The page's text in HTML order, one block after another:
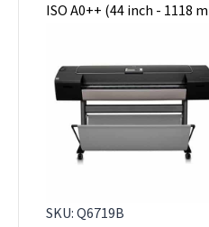
ISO A0++ (44 inch - 1118
SKU: Q6719B